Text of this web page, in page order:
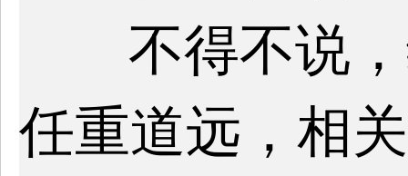
不得不说
任重道远，相